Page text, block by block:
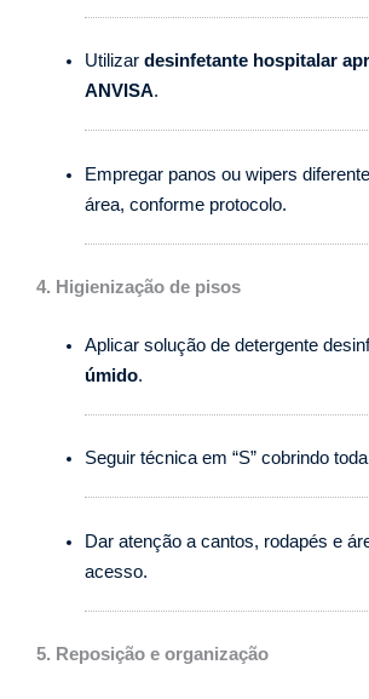
Utilizar desinfetante hospitalar
ANVISA.
Empregar panos ou wipers
área, conforme protocolo.
4. Higienização de pisos
Aplicar solução de detergente
úmido.
Seguir técnica em “S” cobrindo
Dar atenção a cantos, rodapés e
acesso.
5. Reposição e organização